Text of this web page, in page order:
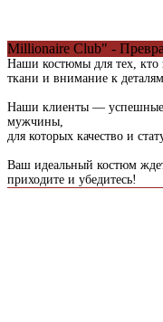
Millionaire Club" -
Наши костюмы для тех, кто
ткани и внимание к деталям.
Наши клиенты — успешные
мужчины,
для которых качество и
Ваш идеальный костюм
приходите и убедитесь!